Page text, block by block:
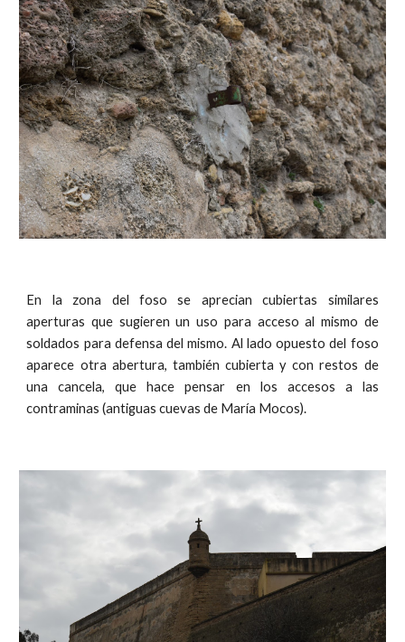
En la zona del foso se aprecian cubiertas similares
aperturas que sugieren un uso para acceso al mismo de
soldados para defensa del mismo. Al lado opuesto del foso
aparece otra abertura, también cubierta y con restos de
una cancela, que hace pensar en los accesos a las
contraminas (antiguas cuevas de María Mocos).